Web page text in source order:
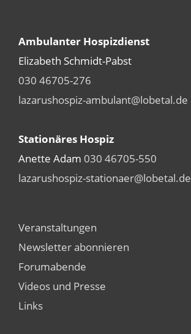
Ambulanter Hospizdienst
Elizabeth Schmidt-Pabst
030 46705-276
lazarushospiz-ambulant@lobetal.de
Stationäres Hospiz
Anette Adam 030 46705-550
lazarushospiz-stationaer@lobetal.de
Veranstaltungen
Newsletter abonnieren
Forumabende
Videos und Presse
Links